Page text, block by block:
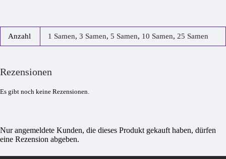
Anzahl 1 Samen, 3 Samen, 5 Samen, 10 Samen, 25 Samen
Rezensionen
Es gibt noch keine Rezensionen.
Nur angemeldete Kunden, die dieses Produkt gekauft haben, dürfen
eine Rezension abgeben.